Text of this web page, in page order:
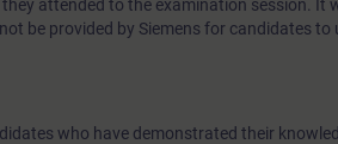
attended to the examination session. It
be provided by Siemens for candidates to
who have demonstrated their